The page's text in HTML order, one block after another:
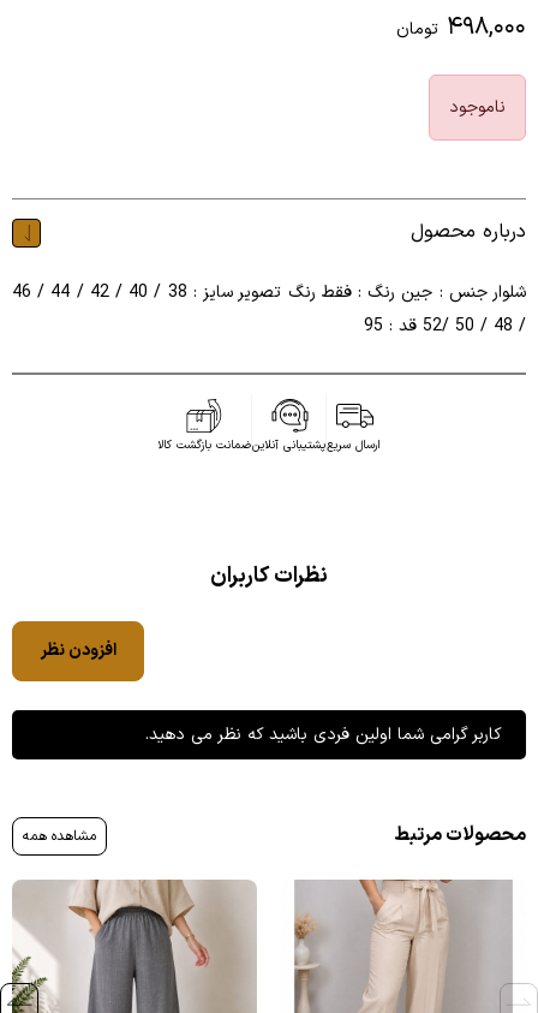
۴۹۸,۰۰۰ تومان
ناموجود
درباره محصول
شلوار جنس : جین رنگ : فقط رنگ تصویر سایز : 38 / 40 / 42 / 44 / 46
/ 48 / 50 /52 قد : 95
ارسال سریعپشتیبانی آنلاینضمانت بازگشت کالا
نظرات کاربران
افزودن نظر
کاربر گرامی شما اولین فردی باشید که نظر می دهید.
محصولات مرتبط مشاهده همه